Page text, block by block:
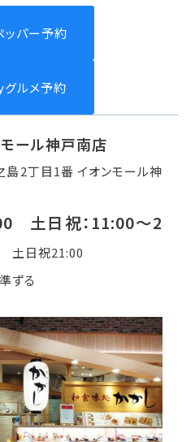
ッパー予約
ルメ予約
ール神戸南店
2丁目1番 イオンモール神
土日祝：11:00～2
土日祝21:00
ずる